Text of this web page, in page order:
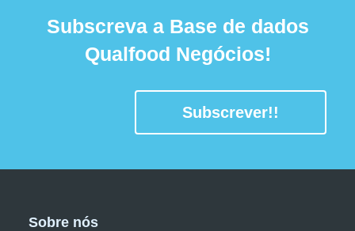
Subscreva a Base de dados
Qualfood Negócios!
Subscrever!!
Sobre nós